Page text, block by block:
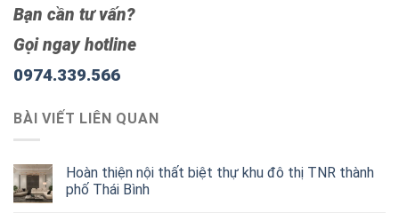
Bạn cần tư vấn?
Gọi ngay hotline
0974.339.566
BÀI VIẾT LIÊN QUAN
Hoàn thiện nội thất biệt thự khu đô thị TNR thành
phố Thái Bình